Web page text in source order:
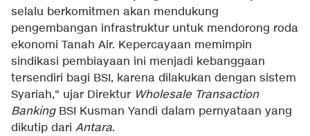
selalu berkomitmen akan mendukung
pengembangan infrastruktur untuk mendorong roda
ekonomi Tanah Air. Kepercayaan memimpin
sindikasi pembiayaan ini menjadi kebanggaan
tersendiri bagi BSI, karena dilakukan dengan sistem
Syariah," ujar Direktur Wholesale Transaction
BankingBSI Kusman Yandi dalam pernyataan yang
dikutip dari Antara.